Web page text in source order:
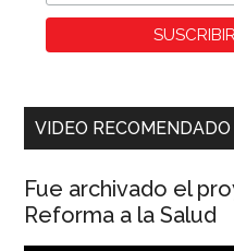
VIDEO RECOMENDADO
Fue archivado el
Reforma a la Salud